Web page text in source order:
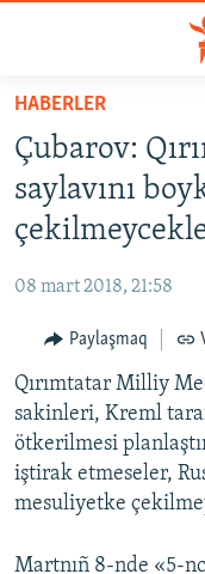
Esas
qaytmaq
Baş
navigatsiyağa
qaytmaq
Qıdıruvğa
HABERLER
SİYASET
İQTİSADİYAT
MEDENİYET
İNSAN AQLARI
VİDEO
SÜRET
BLOGLAR
FİKİR
HABERLER
Çubarov:
saylavını
08 mart 2018, 21:58
Paylaşmaq
Qırımtatar Milliy
sakinleri, Kreml
ötkerilmesi
iştirak etmeseler,
mesuliyetke
Martnıñ 8-nde «5-